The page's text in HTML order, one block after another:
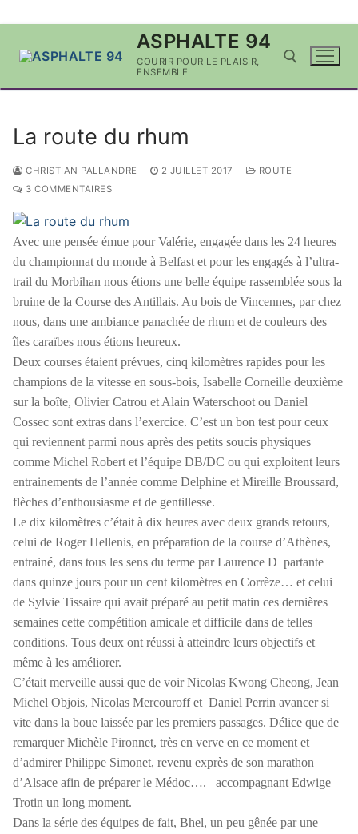
ASPHALTE 94
COURIR POUR LE PLAISIR,
ENSEMBLE
La route du rhum
CHRISTIAN PALLANDRE 2 JUILLET 2017
ROUTE
3 COMMENTAIRES
Avec une pensée émue pour Valérie, engagée dans les 24 heures
du championnat du monde à Belfast et pour les engagés à l’ultra-
trail du Morbihan nous étions une belle équipe rassemblée sous la
bruine de la Course des Antillais. Au bois de Vincennes, par chez
nous, dans une ambiance panachée de rhum et de couleurs des
îles caraïbes nous étions heureux.
Deux courses étaient prévues, cinq kilomètres rapides pour les
champions de la vitesse en sous-bois, Isabelle Corneille deuxième
sur la boîte, Olivier Catrou et Alain Waterschoot ou Daniel
Cossec sont extras dans l’exercice. C’est un bon test pour ceux
qui reviennent parmi nous après des petits soucis physiques
comme Michel Robert et l’équipe DB/DC ou qui exploitent leurs
entrainements de l’année comme Delphine et Mireille Broussard,
flèches d’enthousiasme et de gentillesse.
Le dix kilomètres c’était à dix heures avec deux grands retours,
celui de Roger Hellenis, en préparation de la course d’Athènes,
entrainé, dans tous les sens du terme par Laurence D partante
dans quinze jours pour un cent kilomètres en Corrèze… et celui
de Sylvie Tissaire qui avait préparé au petit matin ces dernières
semaines cette compétition amicale et difficile dans de telles
conditions. Tous deux ont réussi à atteindre leurs objectifs et
même à les améliorer.
C’était merveille aussi que de voir Nicolas Kwong Cheong, Jean
Michel Objois, Nicolas Mercouroff et Daniel Perrin avancer si
vite dans la boue laissée par les premiers passages. Délice que de
remarquer Michèle Pironnet, très en verve en ce moment et
d’admirer Philippe Simonet, revenu exprès de son marathon
d’Alsace afin de préparer le Médoc…. accompagnant Edwige
Trotin un long moment.
Dans la série des équipes de fait, Bhel, un peu gênée par une